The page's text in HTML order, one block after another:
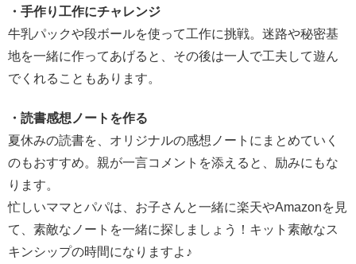
・手作り工作にチャレンジ
牛乳パックや段ボールを使って工作に挑戦。迷路や秘密基
地を一緒に作ってあげると、その後は一人で工夫して遊ん
でくれることもあります。
・読書感想ノートを作る
夏休みの読書を、オリジナルの感想ノートにまとめていく
のもおすすめ。親が一言コメントを添えると、励みにもな
ります。
忙しいママとパパは、お子さんと一緒に楽天やAmazonを見
て、素敵なノートを一緒に探しましょう！キット素敵なス
キンシップの時間になりますよ♪